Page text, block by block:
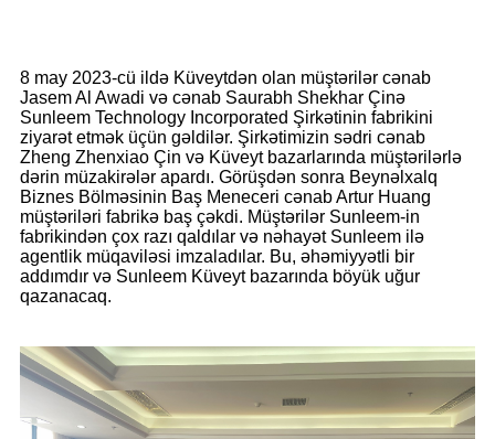
8 may 2023-cü ildə Küveytdən olan müştərilər cənab
Jasem Al Awadi və cənab Saurabh Shekhar Çinə
Sunleem Technology Incorporated Şirkətinin fabrikini
ziyarət etmək üçün gəldilər. Şirkətimizin sədri cənab
Zheng Zhenxiao Çin və Küveyt bazarlarında müştərilərlə
dərin müzakirələr apardı. Görüşdən sonra Beynəlxalq
Biznes Bölməsinin Baş Meneceri cənab Artur Huang
müştəriləri fabrikə baş çəkdi. Müştərilər Sunleem-in
fabrikindən çox razı qaldılar və nəhayət Sunleem ilə
agentlik müqaviləsi imzaladılar. Bu, əhəmiyyətli bir
addımdır və Sunleem Küveyt bazarında böyük uğur
qazanacaq.